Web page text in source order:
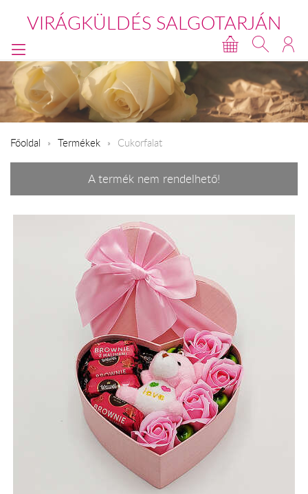
VIRÁGKÜLDÉS SALGOTARJÁN
Főoldal Termékek Cukorfalat
A termék nem rendelhető!